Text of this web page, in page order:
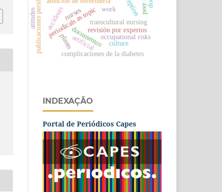
documentos
periodicals as topicrevisión por expertos
publicaciones periódicas c transcultural nursing
nurses
accidents
occupational risks
complicaciones de la diabetes
atitudes
culture
plantsartificial
work
INDEXAÇÃO
Portal de Periódicos Capes